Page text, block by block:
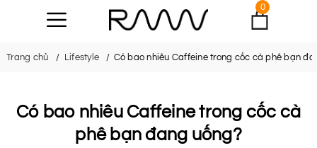
0
Trang chủ Lifestyle Có bao nhiêu Caffeine trong cốc cà phê bạn
Có bao nhiêu Caffeine trong cốc cà
phê bạn đang uống?